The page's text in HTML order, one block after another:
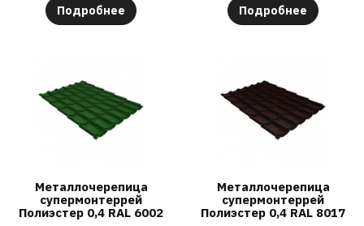
Подробнее Подробнее
Металлочерепица
супермонтеррей
Полиэстер 0,4 RAL 6002
Металлочерепица
супермонтеррей
Полиэстер 0,4 RAL 8017